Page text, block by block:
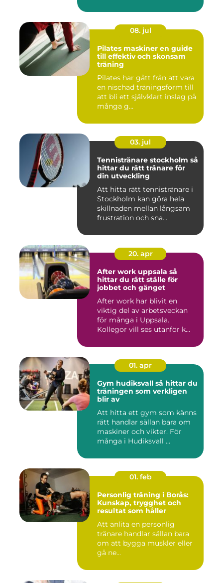
08. jul
Pilates maskiner en guide
till effektiv och skonsam
träning
Pilates har gått från att vara
en nischad träningsform till
att bli ett självklart inslag på
många g...
03. jul
Tennistränare stockholm så
hittar du rätt tränare för
din utveckling
Att hitta rätt tennistränare i
Stockholm kan göra hela
skillnaden mellan långsam
frustration och sna...
20. apr
After work uppsala så
hittar du rätt ställe för
jobbet och gänget
After work har blivit en
viktig del av arbetsveckan
för många i Uppsala.
Kollegor vill ses utanför k...
01. apr
Gym hudiksvall så hittar du
träningen som verkligen
blir av
Att hitta ett gym som känns
rätt handlar sällan bara om
maskiner och vikter. För
många i Hudiksvall ...
01. feb
Personlig träning i Borås:
Kunskap, trygghet och
resultat som håller
Att anlita en personlig
tränare handlar sällan bara
om att bygga muskler eller
gå ne...